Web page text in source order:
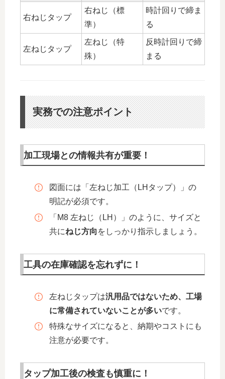
右ねじタップ
右ねじ（標
準）
時計回りで締ま
る
左ねじタップ
左ねじ（特
殊）
反時計回りで締
まる
実務での注意ポイント
加工現場との情報共有が重要！
図面には「左ねじ加工（LHタップ）」の
明記が必須です。
「M8 左ねじ（LH）」のように、サイズと
共にねじ方向 をしっかり指示しましょう。
工具の在庫確認を忘れずに！
左ねじタップは汎用品ではないため、工場
に常備されていないことが多いです。
特殊なサイズになると、納期やコストにも
注意が必要です。
タップ加工後の検査も慎重に！